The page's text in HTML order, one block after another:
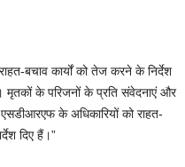
बचाव कार्यों को तेज करने के निर्देश
मृतकों के परिजनों के प्रति संवेदनाएं और
के अधिकारियों को राहत-
दिए हैं।”